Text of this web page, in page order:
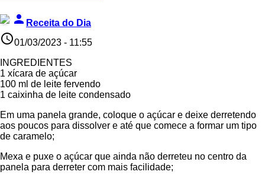
person Receita do Dia
access_time01/03/2023 - 11:55
INGREDIENTES
1 xícara de açúcar
100 ml de leite fervendo
1 caixinha de leite condensado
Em uma panela grande, coloque o açúcar e deixe derretendo
aos poucos para dissolver e até que comece a formar um tipo
de caramelo;
Mexa e puxe o açúcar que ainda não derreteu no centro da
panela para derreter com mais facilidade;